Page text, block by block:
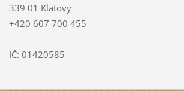
339 01 Klatovy
+420 607 700 455
IČ: 01420585